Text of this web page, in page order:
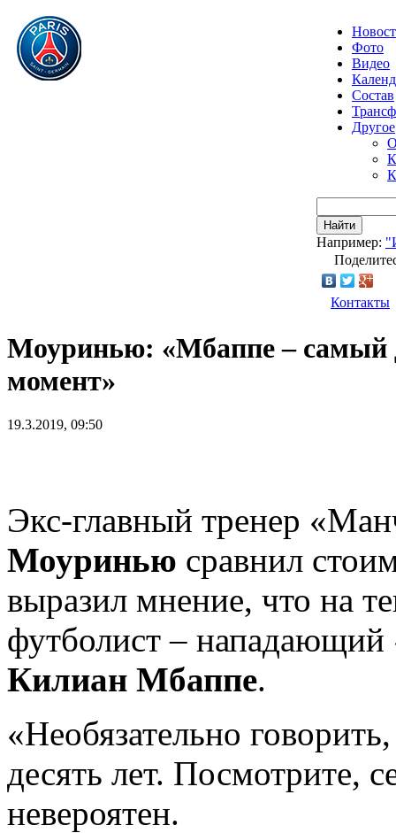
Фото
Видео
Состав
Другое
Найти
Например:
Контакты
Моуринью: «Мбаппе – самый
момент»
19.3.2019, 09:50
Экс-главный тренер
Моуринью сравнил
выразил мнение, что на
футболист –
Килиан Мбаппе.
«Необязательно
десять лет. Посмотрите,
невероятен.